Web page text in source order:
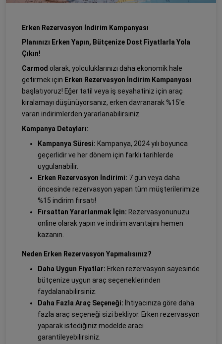
Erken Rezervasyon İndirim Kampanyası
Planınızı Erken Yapın, Bütçenize Dost Fiyatlarla Yola
Çıkın!
Carmod olarak, yolculuklarınızı daha ekonomik hale
getirmek için Erken Rezervasyon İndirim Kampanyası
başlatıyoruz! Eğer tatil veya iş seyahatiniz için araç
kiralamayı düşünüyorsanız, erken davranarak %15’e
varan indirimlerden yararlanabilirsiniz.
Kampanya Detayları:
Kampanya Süresi: Kampanya, 2024 yılı boyunca
geçerlidir ve her dönem için farklı tarihlerde
uygulanabilir.
Erken Rezervasyon İndirimi: 7 gün veya daha
öncesinde rezervasyon yapan tüm müşterilerimize
%15 indirim fırsatı!
Fırsattan Yararlanmak İçin: Rezervasyonunuzu
online olarak yapın ve indirim avantajını hemen
kazanın.
Neden Erken Rezervasyon Yapmalısınız?
Daha Uygun Fiyatlar: Erken rezervasyon sayesinde
bütçenize uygun araç seçeneklerinden
faydalanabilirsiniz.
Daha Fazla Araç Seçeneği: İhtiyacınıza göre daha
fazla araç seçeneği sizi bekliyor. Erken rezervasyon
yaparak istediğiniz modelde aracı
garantileyebilirsiniz.